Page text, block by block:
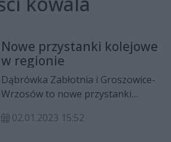
Nowe przystanki kolejowe
w regionie
Dąbrówka Zabłotnia i Groszowice-
Wrzosów to nowe przystanki
mogą z nich korzystać od 2
02.01.2023 15:52